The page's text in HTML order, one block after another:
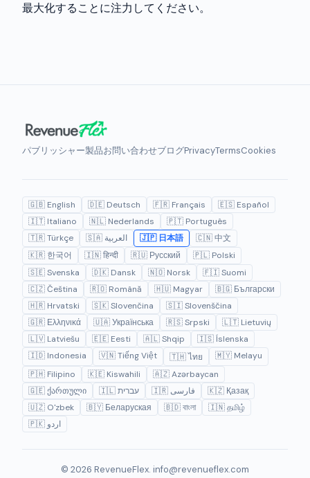
最大化することに注力してください。
パブリッシャー製品お問い合わせブログPrivacyTermsCookies
🇬🇧 English 🇩🇪 Deutsch 🇫🇷 Français
🇪🇸 Español
🇮🇹 Italiano
🇳🇱 Nederlands
🇵🇹 Português
🇹🇷 Türkçe
🇸🇦 العربية 🇯🇵 日本語
🇨🇳 中文
🇰🇷 한국어
🇮🇳 हिन्दी 🇷🇺 Русский
🇵🇱 Polski
🇸🇪 Svenska
🇩🇰 Dansk 🇳🇴 Norsk
🇫🇮 Suomi
🇨🇿 Čeština
🇷🇴 Română 🇭🇺 Magyar
🇧🇬 Български
🇭🇷 Hrvatski
🇸🇰 Slovenčina
🇸🇮 Slovenščina
🇬🇷 Ελληνικά
🇺🇦 Українська 🇷🇸 Srpski
🇱🇹 Lietuvių
🇱🇻 Latviešu
🇪🇪 Eesti 🇦🇱 Shqip
🇮🇸 Íslenska
🇮🇩 Indonesia
🇻🇳 Tiếng Việt 🇹🇭 ไทย
🇲🇾 Melayu
🇵🇭 Filipino
🇰🇪 Kiswahili
🇦🇿 Azərbaycan
🇬🇪 ქართული
🇮🇱 עברית 🇮🇷 فارسی
🇰🇿 Қазақ
🇺🇿 O'zbek
🇧🇾 Беларуская 🇧🇩 বাংলা
🇮🇳 தமிழ்
🇵🇰 اردو
© 2026 RevenueFlex. info@revenueflex.com